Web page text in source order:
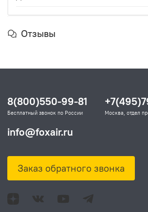
Отзывы
8(800)550-99-81
Бесплатный звонок по России Москва, отдел
info@foxair.ru
Заказ обратного звонка